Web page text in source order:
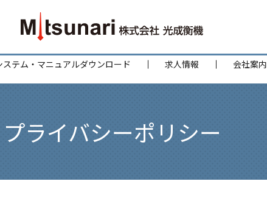
ステム・マニュアルダウンロード 求人情報 会社案内
プライバシーポリシー